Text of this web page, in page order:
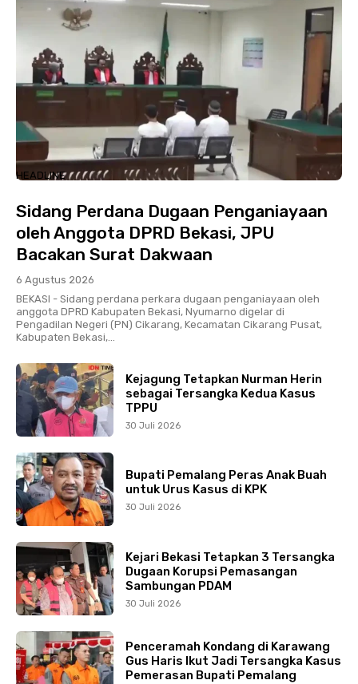
HEADLINE
Sidang Perdana Dugaan Penganiayaan
oleh Anggota DPRD Bekasi, JPU
Bacakan Surat Dakwaan
6 Agustus 2026
BEKASI - Sidang perdana perkara dugaan penganiayaan oleh
anggota DPRD Kabupaten Bekasi, Nyumarno digelar di
Pengadilan Negeri (PN) Cikarang, Kecamatan Cikarang Pusat,
Kabupaten Bekasi,...
Kejagung Tetapkan Nurman Herin
sebagai Tersangka Kedua Kasus
TPPU
30 Juli 2026
Bupati Pemalang Peras Anak Buah
untuk Urus Kasus di KPK
30 Juli 2026
Kejari Bekasi Tetapkan 3 Tersangka
Dugaan Korupsi Pemasangan
Sambungan PDAM
30 Juli 2026
Penceramah Kondang di Karawang
Gus Haris Ikut Jadi Tersangka Kasus
Pemerasan Bupati Pemalang